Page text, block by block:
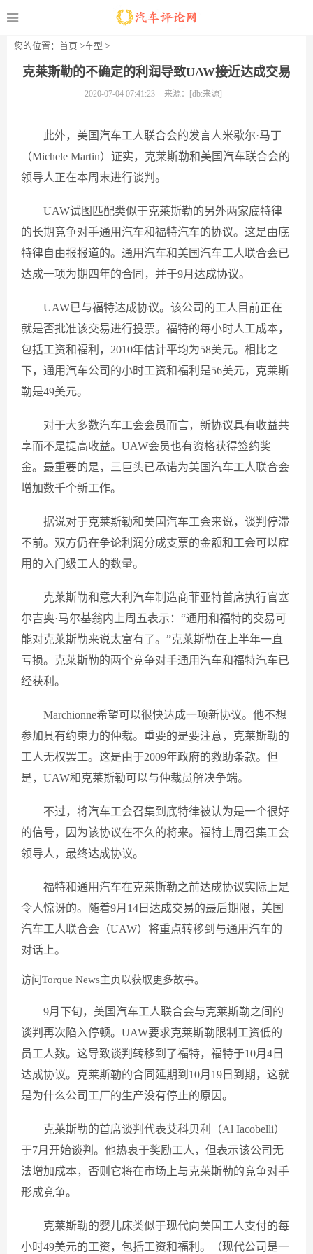
您的位置： 首页 >车型 >
克莱斯勒的不确定的利润导致UAW接近达成交易
2020-07-04 07:41:23 来源：[db:来源]
此外，美国汽车工人联合会的发言人米歇尔·马丁
（Michele Martin）证实，克莱斯勒和美国汽车联合会的
领导人正在本周末进行谈判。
UAW试图匹配类似于克莱斯勒的另外两家底特律
的长期竞争对手通用汽车和福特汽车的协议。这是由底
特律自由报报道的。通用汽车和美国汽车工人联合会已
达成一项为期四年的合同，并于9月达成协议。
UAW已与福特达成协议。该公司的工人目前正在
就是否批准该交易进行投票。福特的每小时人工成本，
包括工资和福利，2010年估计平均为58美元。相比之
下，通用汽车公司的小时工资和福利是56美元，克莱斯
勒是49美元。
对于大多数汽车工会会员而言，新协议具有收益共
享而不是提高收益。UAW会员也有资格获得签约奖
金。最重要的是，三巨头已承诺为美国汽车工人联合会
增加数千个新工作。
据说对于克莱斯勒和美国汽车工会来说，谈判停滞
不前。双方仍在争论利润分成支票的金额和工会可以雇
用的入门级工人的数量。
克莱斯勒和意大利汽车制造商菲亚特首席执行官塞
尔吉奥·马尔基翁内上周五表示：“通用和福特的交易可
能对克莱斯勒来说太富有了。”克莱斯勒在上半年一直
亏损。克莱斯勒的两个竞争对手通用汽车和福特汽车已
经获利。
Marchionne希望可以很快达成一项新协议。他不想
参加具有约束力的仲裁。重要的是要注意，克莱斯勒的
工人无权罢工。这是由于2009年政府的救助条款。但
是，UAW和克莱斯勒可以与仲裁员解决争端。
不过，将汽车工会召集到底特律被认为是一个很好
的信号，因为该协议在不久的将来。福特上周召集工会
领导人，最终达成协议。
福特和通用汽车在克莱斯勒之前达成协议实际上是
令人惊讶的。随着9月14日达成交易的最后期限，美国
汽车工人联合会（UAW）将重点转移到与通用汽车的
对话上。
访问Torque News主页以获取更多故事。
9月下旬，美国汽车工人联合会与克莱斯勒之间的
谈判再次陷入停顿。UAW要求克莱斯勒限制工资低的
员工人数。这导致谈判转移到了福特，福特于10月4日
达成协议。克莱斯勒的合同延期到10月19日到期，这就
是为什么公司工厂的生产没有停止的原因。
克莱斯勒的首席谈判代表艾科贝利（Al Iacobelli）
于7月开始谈判。他热衷于奖励工人，但表示该公司无
法增加成本，否则它将在市场上与克莱斯勒的竞争对手
形成竞争。
克莱斯勒的婴儿床类似于现代向美国工人支付的每
小时49美元的工资，包括工资和福利。（现代公司是一